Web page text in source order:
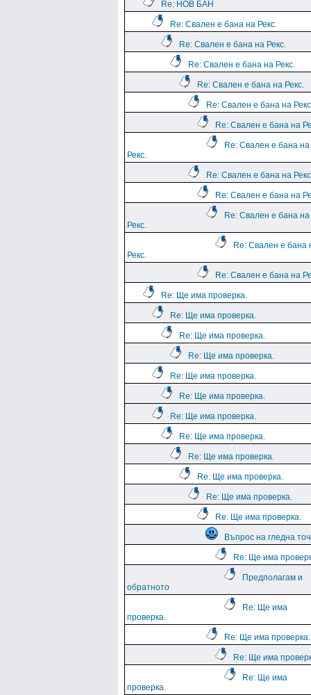
Re: НОВ БАН
Re: Свален е бана на Рекс.
Re: Свален е бана на Рекс.
Re: Свален е бана на Рекс.
Re: Свален е бана на Рекс.
Re: Свален е бана на
Re: Свален е бана на
Re: Свален е бана на
Рекс.
Re: Свален е бана на
Re: Свален е бана на
Re: Свален е бана на
Рекс.
Re: Свален е бана
Рекс.
Re: Свален е бана на
Re: Ще има проверка.
Re: Ще има проверка.
Re: Ще има проверка.
Re: Ще има проверка.
Re: Ще има проверка.
Re: Ще има проверка.
Re: Ще има проверка.
Re: Ще има проверка.
Re: Ще има проверка.
Re: Ще има проверка.
Re: Ще има проверка.
Re: Ще има проверка.
Въпрос на гледна
Re: Ще има
Предполагам и
обратното
Re: Ще има
проверка.
Re: Ще има проверка.
Re: Ще има
Re: Ще има
проверка.